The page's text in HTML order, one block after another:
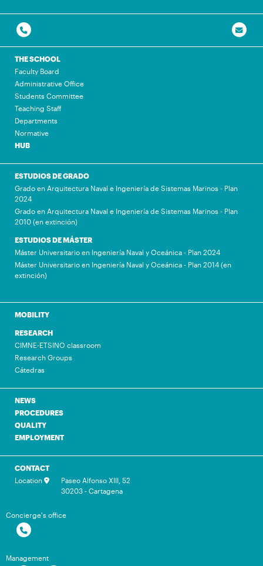
THE SCHOOL
Faculty Board
Administrative Office
Students Committee
Teaching Staff
Departments
Normative
HUB
ESTUDIOS DE GRADO
Grado en Arquitectura Naval e Ingeniería de Sistemas Marinos - Plan
2024
Grado en Arquitectura Naval e Ingeniería de Sistemas Marinos - Plan
2010 (en extinción)
ESTUDIOS DE MÁSTER
Máster Universitario en Ingeniería Naval y Oceánica - Plan 2024
Máster Universitario en Ingeniería Naval y Oceánica - Plan 2014 (en
extinción)
MOBILITY
RESEARCH
CIMNE-ETSINO classroom
Research Groups
Cátedras
NEWS
PROCEDURES
QUALITY
EMPLOYMENT
CONTACT
Location
Paseo Alfonso XIII, 52
30203 - Cartagena
Concierge's office
Management